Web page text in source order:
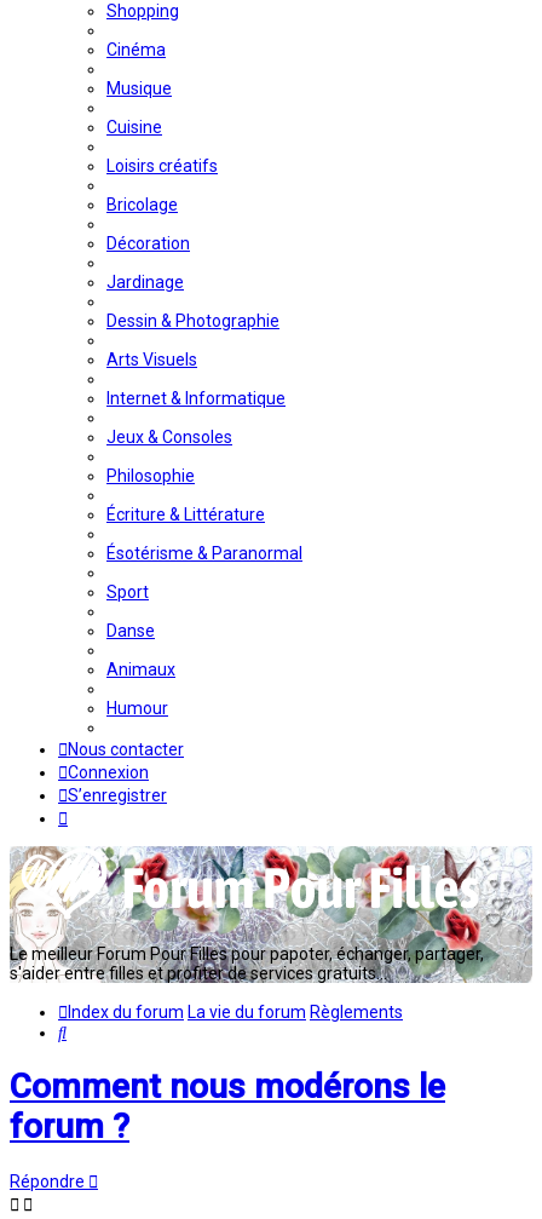
Shopping
Cinéma
Musique
Cuisine
Loisirs créatifs
Bricolage
Décoration
Jardinage
Dessin & Photographie
Arts Visuels
Internet & Informatique
Jeux & Consoles
Philosophie
Écriture & Littérature
Ésotérisme & Paranormal
Sport
Danse
Animaux
Humour
Nous contacter
Connexion
S’enregistrer
Le meilleur Forum Pour Filles pour papoter, échanger, partager,
s'aider entre filles et profiter de services gratuits...
Index du forum La vie du forum Règlements
Rechercher
Comment nous modérons le
forum ?
Répondre